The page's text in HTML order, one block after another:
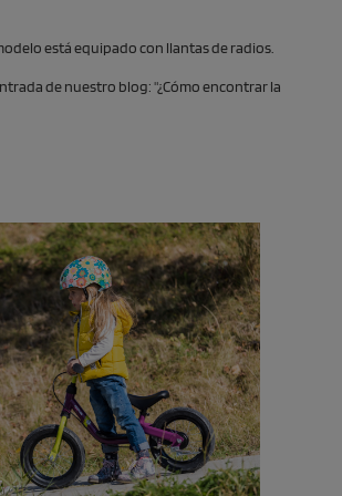
está equipado con llantas de radios.
de nuestro blog: "¿Cómo encontrar la